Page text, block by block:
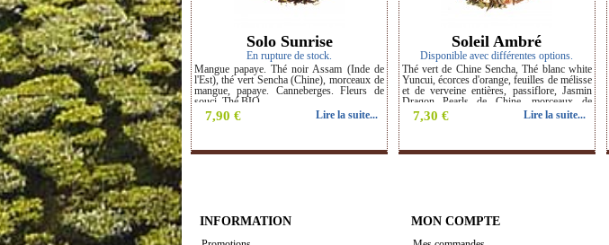
Solo Sunrise
En rupture de stock.
Mangue papaye. Thé noir Assam (Inde de
l'Est), thé vert Sencha (Chine), morceaux de
mangue, papaye. Canneberges. Fleurs de
souci. Thé BIO.
7,90 € Lire la suite...
Soleil Ambré
Disponible avec différentes options.
Thé vert de Chine Sencha, Thé blanc white
Yuncui, écorces d'orange, feuilles de mélisse
et de verveine entières, passiflore, Jasmin
Dragon Pearls de Chine, morceaux de
mangue, fleurs de tilleul et de souci. Saveur
: Orange mangue. Thé BIO.
7,30 € Lire la suite...
INFORMATION MON COMPTE